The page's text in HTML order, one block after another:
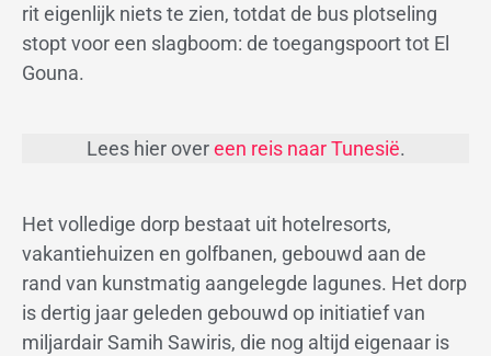
rit eigenlijk niets te zien, totdat de bus plotseling
stopt voor een slagboom: de toegangspoort tot El
Gouna.
Lees hier overeen reis naar Tunesië.
Het volledige dorp bestaat uit hotelresorts,
vakantiehuizen en golfbanen, gebouwd aan de
rand van kunstmatig aangelegde lagunes. Het dorp
is dertig jaar geleden gebouwd op initiatief van
miljardair Samih Sawiris, die nog altijd eigenaar is